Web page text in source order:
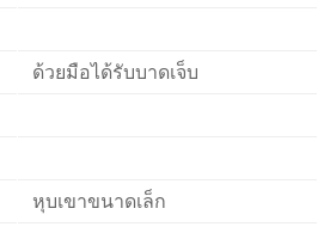
ด้วยมือได้รับบาดเจ็บ
หุบเขาขนาดเล็ก